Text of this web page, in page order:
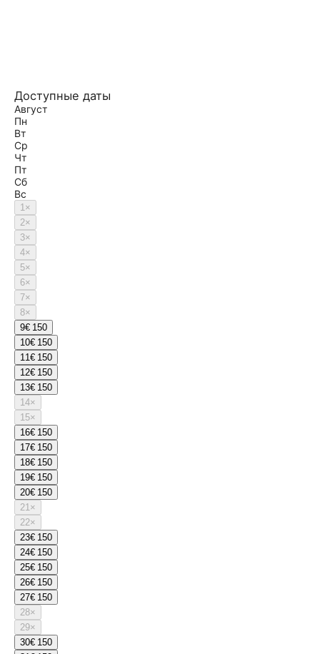
Доступные даты
Август
Пн
Вт
Ср
Чт
Пт
Сб
Вс
1×
2×
3×
4×
5×
6×
7×
8×
9€ 150
10€ 150
11€ 150
12€ 150
13€ 150
14×
15×
16€ 150
17€ 150
18€ 150
19€ 150
20€ 150
21×
22×
23€ 150
24€ 150
25€ 150
26€ 150
27€ 150
28×
29×
30€ 150